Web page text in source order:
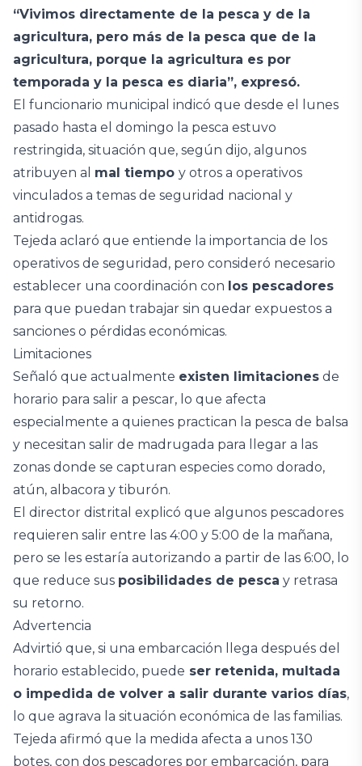
“Vivimos directamente de la pesca y de la
agricultura, pero más de la pesca que de la
agricultura, porque la agricultura es por
temporada y la pesca es diaria”, expresó.
El funcionario municipal indicó que desde el lunes
pasado hasta el domingo la pesca estuvo
restringida, situación que, según dijo, algunos
atribuyen al mal tiempo y otros a operativos
vinculados a temas de seguridad nacional y
antidrogas.
Tejeda aclaró que entiende la importancia de los
operativos de seguridad, pero consideró necesario
establecer una coordinación con los pescadores
para que puedan trabajar sin quedar expuestos a
sanciones o pérdidas económicas.
Limitaciones
Señaló que actualmente existen limitaciones de
horario para salir a pescar, lo que afecta
especialmente a quienes practican la pesca de balsa
y necesitan salir de madrugada para llegar a las
zonas donde se capturan especies como dorado,
atún, albacora y tiburón.
El director distrital explicó que algunos pescadores
requieren salir entre las 4:00 y 5:00 de la mañana,
pero se les estaría autorizando a partir de las 6:00, lo
que reduce sus posibilidades de pesca y retrasa
su retorno.
Advertencia
Advirtió que, si una embarcación llega después del
horario establecido, puede ser retenida, multada
o impedida de volver a salir durante varios días,
lo que agrava la situación económica de las familias.
Tejeda afirmó que la medida afecta a unos 130
botes, con dos pescadores por embarcación, para